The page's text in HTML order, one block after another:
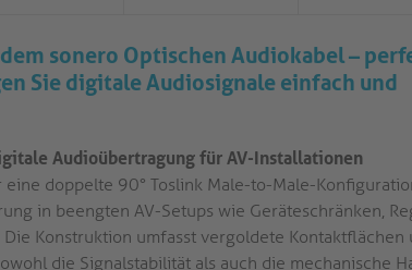
sonero Optischen Audiokabel –
Sie digitale Audiosignale einfach und
Audioübertragung für AV-Installationen
doppelte 90° Toslink Male-to-Male-
in beengten AV-Setups wie Geräteschränken,
Konstruktion umfasst vergoldete Kontaktflächen
die Signalstabilität als auch die mechanische